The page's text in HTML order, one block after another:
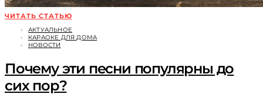
ЧИТАТЬ СТАТЬЮ
АКТУАЛЬНОЕ
КАРАОКЕ ДЛЯ ДОМА
НОВОСТИ
Почему эти песни популярны до
сих пор?